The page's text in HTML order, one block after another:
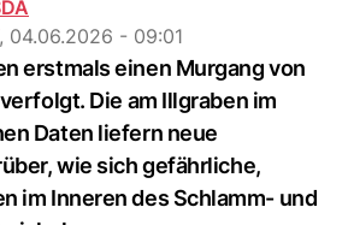
, 04.06.2026 - 09:01
erstmals einen Murgang von
Die am Illgraben im
Daten liefern neue
wie sich gefährliche,
im Inneren des Schlamm- und